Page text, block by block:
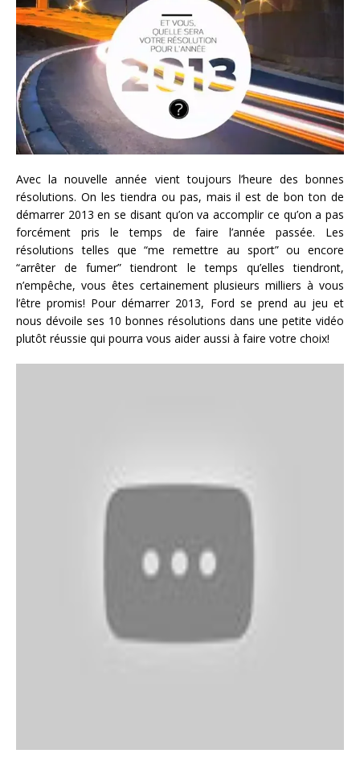
Avec la nouvelle année vient toujours l’heure des bonnes
résolutions. On les tiendra ou pas, mais il est de bon ton de
démarrer 2013 en se disant qu’on va accomplir ce qu’on a pas
forcément pris le temps de faire l’année passée. Les
résolutions telles que “me remettre au sport” ou encore
“arrêter de fumer” tiendront le temps qu’elles tiendront,
n’empêche, vous êtes certainement plusieurs milliers à vous
l’être promis! Pour démarrer 2013, Ford se prend au jeu et
nous dévoile ses 10 bonnes résolutions dans une petite vidéo
plutôt réussie qui pourra vous aider aussi à faire votre choix!